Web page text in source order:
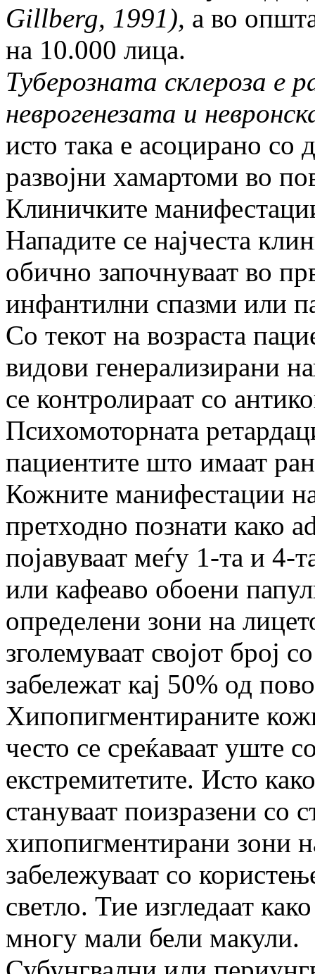
Gillberg, 1991), а во
на 10.000 лица.
Туберозната склероза е
неврогенезата и
исто така е асоцирано
развојни хамартоми во
Клиничките
Нападите се најчеста
обично започнуваат во
инфантилни спазми или
Со текот на возраста
видови генерализирани
се контролираат со
Психомоторната
пациентите што имаат
Кожните манифестации
претходно познати како
појавуваат меѓу 1-та и 4-
или кафеаво обоени
определени зони на
зголемуваат својот број
забележат кај 50% од
Хипопигментираните
често се среќаваат уште
екстремитетите. Исто
стануваат поизразени со
хипопигментирани зони
забележуваат со
светло. Тие изгледаат
многу мали бели макули.